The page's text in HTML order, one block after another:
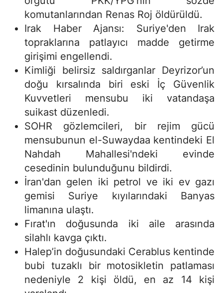
komutanlarından Renas Roj öldürüldü.
Irak Haber Ajansı: Suriye'den Irak
topraklarına patlayıcı madde getirme
girişimi engellendi.
Kimliği belirsiz saldırganlar Deyrizor’un
doğu kırsalında biri eski İç Güvenlik
Kuvvetleri mensubu iki vatandaşa
suikast düzenledi.
SOHR gözlemcileri, bir rejim gücü
mensubunun el-Suwaydaa kentindeki El
Nahdah Mahallesi'ndeki evinde
cesedinin bulunduğunu bildirdi.
İran'dan gelen iki petrol ve iki ev gazı
gemisi Suriye kıyılarındaki Banyas
limanına ulaştı.
Fırat'ın doğusunda iki aile arasında
silahlı kavga çıktı.
Halep’in doğusundaki Cerablus kentinde
bubi tuzaklı bir motosikletin patlaması
nedeniyle 2 kişi öldü, en az 14 kişi